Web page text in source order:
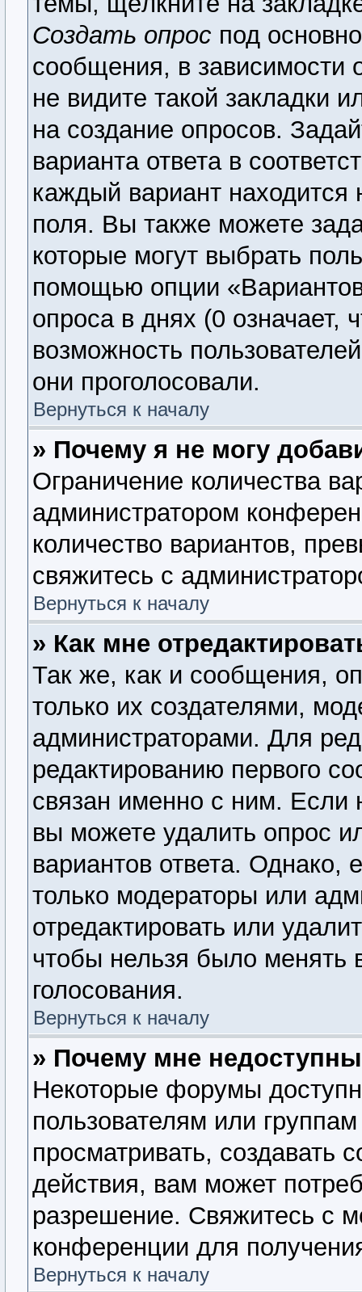
Создать опрос под
сообщения, в зависимости
не видите такой закладки
на создание опросов.
варианта ответа в
каждый вариант находится
поля. Вы также можете
которые могут выбрать
помощью опции
опроса в днях (0 означает,
возможность
они проголосовали.
Вернуться к началу
» Почему я не могу
Ограничение количества
администратором
количество вариантов,
свяжитесь с
Вернуться к началу
» Как мне
Так же, как и сообщения,
только их создателями,
администраторами. Для
редактированию первого
связан именно с ним. Если
вы можете удалить опрос
вариантов ответа. Однако,
только модераторы или
отредактировать или
чтобы нельзя было менять
голосования.
Вернуться к началу
» Почему мне
Некоторые форумы
пользователям или
просматривать, создавать
действия, вам может
разрешение. Свяжитесь с
конференции для
Вернуться к началу